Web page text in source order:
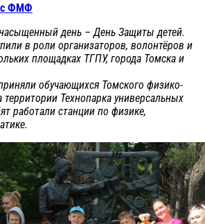
с ФМФ
день – День Защиты детей.
в роли организаторов, волонтёров и
площадках ТГПУ, города Томска и
обучающихся Томского физико-
территории Технопарка универсальных
работали станции по физике,